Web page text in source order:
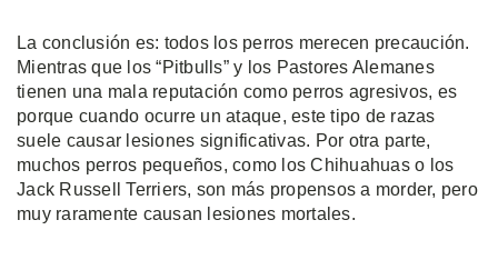
La conclusión es: todos los perros merecen precaución.
Mientras que los “Pitbulls” y los Pastores Alemanes
tienen una mala reputación como perros agresivos, es
porque cuando ocurre un ataque, este tipo de razas
suele causar lesiones significativas. Por otra parte,
muchos perros pequeños, como los Chihuahuas o los
Jack Russell Terriers, son más propensos a morder, pero
muy raramente causan lesiones mortales.